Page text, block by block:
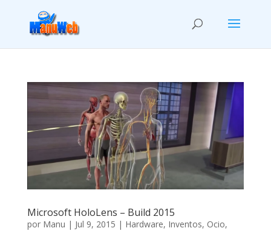
Microsoft HoloLens – Build 2015
por Manu | Jul 9, 2015 | Hardware, Inventos, Ocio,